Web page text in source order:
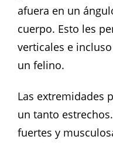
afuera en un
cuerpo. Esto les
verticales e
un felino.
Las extremidades
un tanto
fuertes y